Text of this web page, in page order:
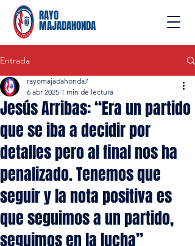
RAYO
MAJADAHONDA
Entrada
Jesús Arribas: “Era un partido
que se iba a decidir por
detalles pero al final nos ha
penalizado. Tenemos que
seguir y la nota positiva es
que seguimos a un partido,
seguimos en la lucha”
rayomajadahonda7
6 abr 2025 1 min de lectura